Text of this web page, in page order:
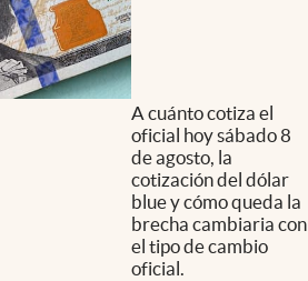
A cuánto cotiza el
oficial hoy sábado 8
de agosto, la
cotización del dólar
blue y cómo queda la
brecha cambiaria con
el tipo de cambio
oficial.